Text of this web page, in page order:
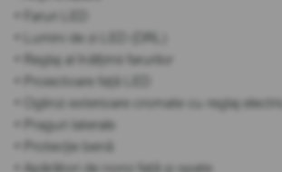
• Faruri LED
• Lumini de zi LED (DRL)
• Reglaj al înălțimii farurilor
• Proiectoare față LED
• Oglinzi exterioare cromate cu reglaj electric
• Praguri laterale
• Protecție benă
• Apărători de noroi față și spate